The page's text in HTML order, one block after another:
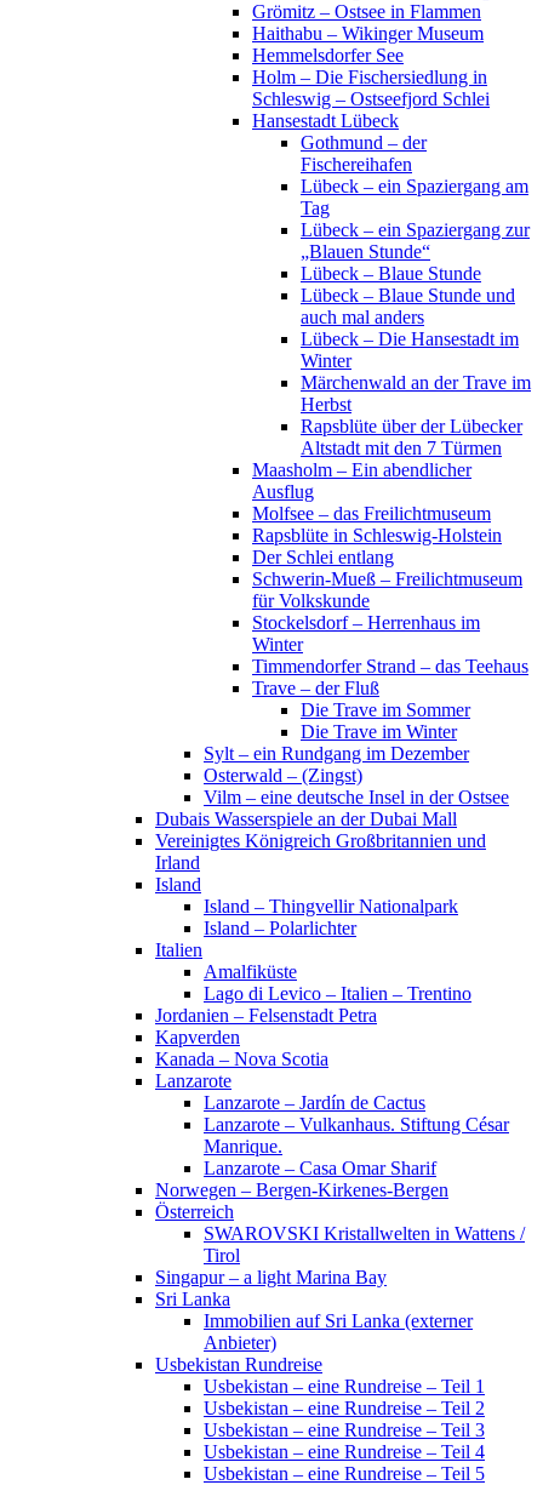
Grömitz – Ostsee in Flammen
Haithabu – Wikinger Museum
Hemmelsdorfer See
Holm – Die Fischersiedlung in
Schleswig – Ostseefjord Schlei
Hansestadt Lübeck
Gothmund – der
Fischereihafen
Lübeck – ein Spaziergang am
Tag
Lübeck – ein Spaziergang zur
„Blauen Stunde“
Lübeck – Blaue Stunde
Lübeck – Blaue Stunde und
auch mal anders
Lübeck – Die Hansestadt im
Winter
Märchenwald an der Trave im
Herbst
Rapsblüte über der Lübecker
Altstadt mit den 7 Türmen
Maasholm – Ein abendlicher
Ausflug
Molfsee – das Freilichtmuseum
Rapsblüte in Schleswig-Holstein
Der Schlei entlang
Schwerin-Mueß – Freilichtmuseum
für Volkskunde
Stockelsdorf – Herrenhaus im
Winter
Timmendorfer Strand – das Teehaus
Trave – der Fluß
Die Trave im Sommer
Die Trave im Winter
Sylt – ein Rundgang im Dezember
Osterwald – (Zingst)
Vilm – eine deutsche Insel in der Ostsee
Dubais Wasserspiele an der Dubai Mall
Vereinigtes Königreich Großbritannien und
Irland
Island
Island – Thingvellir Nationalpark
Island – Polarlichter
Italien
Amalfiküste
Lago di Levico – Italien – Trentino
Jordanien – Felsenstadt Petra
Kapverden
Kanada – Nova Scotia
Lanzarote
Lanzarote – Jardín de Cactus
Lanzarote – Vulkanhaus. Stiftung César
Manrique.
Lanzarote – Casa Omar Sharif
Norwegen – Bergen-Kirkenes-Bergen
Österreich
SWAROVSKI Kristallwelten in Wattens /
Tirol
Singapur – a light Marina Bay
Sri Lanka
Immobilien auf Sri Lanka (externer
Anbieter)
Usbekistan Rundreise
Usbekistan – eine Rundreise – Teil 1
Usbekistan – eine Rundreise – Teil 2
Usbekistan – eine Rundreise – Teil 3
Usbekistan – eine Rundreise – Teil 4
Usbekistan – eine Rundreise – Teil 5